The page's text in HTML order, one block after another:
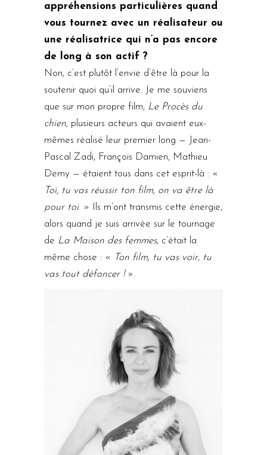
appréhensions particulières quand
vous tournez avec un réalisateur ou
une réalisatrice qui n’a pas encore
de long à son actif ?
Non, c’est plutôt l’envie d’être là pour la
soutenir quoi qu’il arrive. Je me souviens
que sur mon propre film, Le Procès du
chien, plusieurs acteurs qui avaient eux-
mêmes réalisé leur premier long — Jean-
Pascal Zadi, François Damien, Mathieu
Demy — étaient tous dans cet esprit-là : «
Toi, tu vas réussir ton film, on va être là
pour toi. » Ils m’ont transmis cette énergie,
alors quand je suis arrivée sur le tournage
de La Maison des femmes, c’était la
même chose : «
Ton film, tu vas voir, tu
vas tout défoncer ! ».